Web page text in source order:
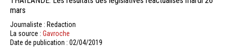
mars
Journaliste : Redaction
La source : Gavroche
Date de publication : 02/04/2019